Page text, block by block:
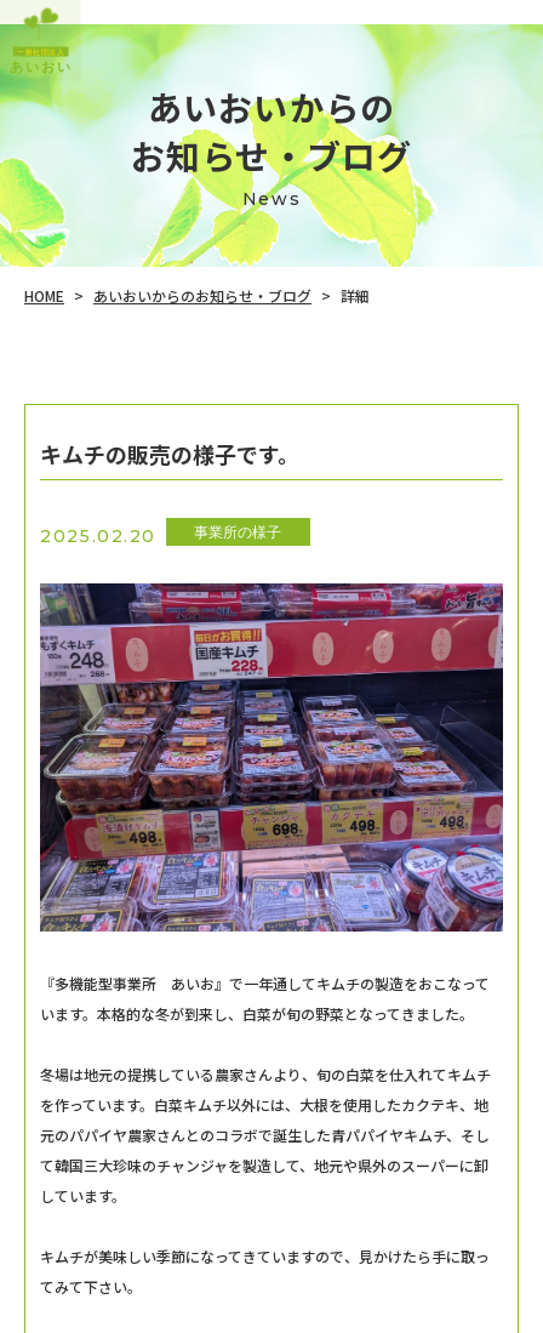
あいおいからの
​​​​​​​お知らせ・ブログ
News
HOME > あいおいからのお知らせ・ブログ > 詳細
キムチの販売の様子です。
2025.02.20 事業所の様子
『多機能型事業所 あいお』で一年通してキムチの製造をおこなって
います。本格的な冬が到来し、白菜が旬の野菜となってきました。
冬場は地元の提携している農家さんより、旬の白菜を仕入れてキムチ
を作っています。白菜キムチ以外には、大根を使用したカクテキ、地
元のパパイヤ農家さんとのコラボで誕生した青パパイヤキムチ、そし
て韓国三大珍味のチャンジャを製造して、地元や県外のスーパーに卸
しています。
キムチが美味しい季節になってきていますので、見かけたら手に取っ
てみて下さい。